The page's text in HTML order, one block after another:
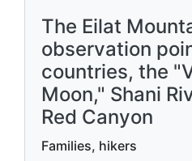
The Eilat
observation
countries, the
Moon," Shani
Red Canyon
Families, hikers